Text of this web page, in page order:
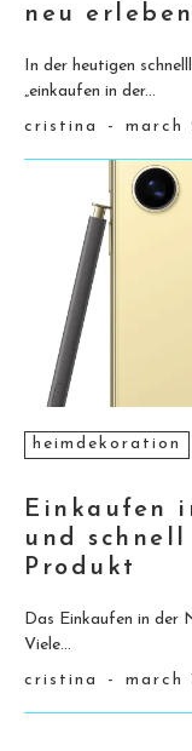
neu erleben
In der heutigen
„einkaufen in der...
cristina
- march
heimdekoration
Einkaufen
und schnell
Produkt
Das Einkaufen in der
Viele...
cristina
- march